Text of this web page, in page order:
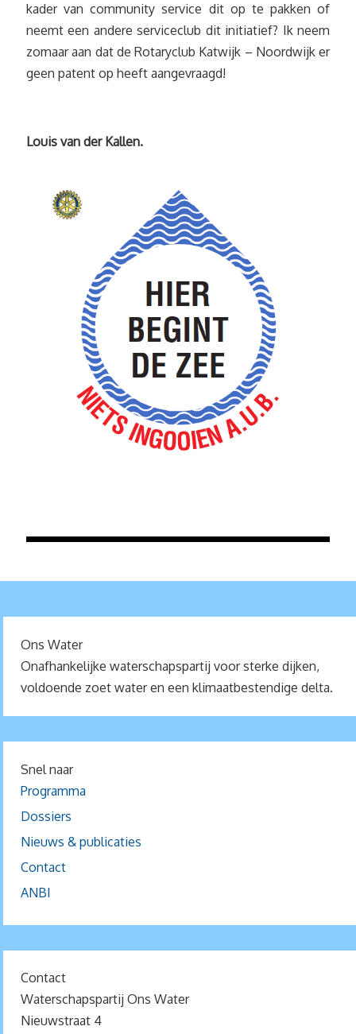
kader van community service dit op te pakken of
neemt een andere serviceclub dit initiatief? Ik neem
zomaar aan dat de Rotaryclub Katwijk – Noordwijk er
geen patent op heeft aangevraagd!
Louis van der Kallen.
Ons Water
Onafhankelijke waterschapspartij voor sterke dijken,
voldoende zoet water en een klimaatbestendige delta.
Snel naar
Programma
Dossiers
Nieuws & publicaties
Contact
ANBI
Contact
Waterschapspartij Ons Water
Nieuwstraat 4